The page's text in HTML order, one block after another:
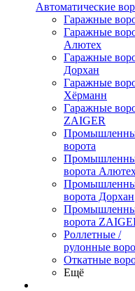
Автоматические
Гаражные
Гаражные
Алютех
Гаражные
Дорхан
Гаражные
Хёрманн
Гаражные
ZAIGER
ворота
ворота
ворота Дорхан
ворота
Роллетные /
рулонные
Откатные
Ещё